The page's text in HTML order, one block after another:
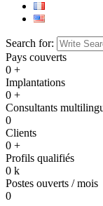
Search for:
Pays couverts
0 +
Implantations
0 +
Consultants
0
Clients
0 +
Profils qualifiés
0 k
Postes ouverts / mois
0